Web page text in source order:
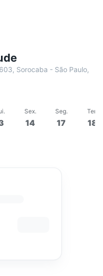
Sorocaba - São Paulo,
. Sex.
14
Seg.
17
Ter
18